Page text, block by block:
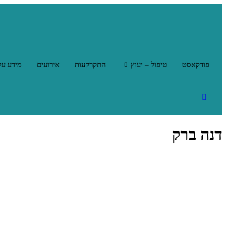
פודקאסט טיפול – יעוץ התקרקעות אירועים מידע
דנה ברק